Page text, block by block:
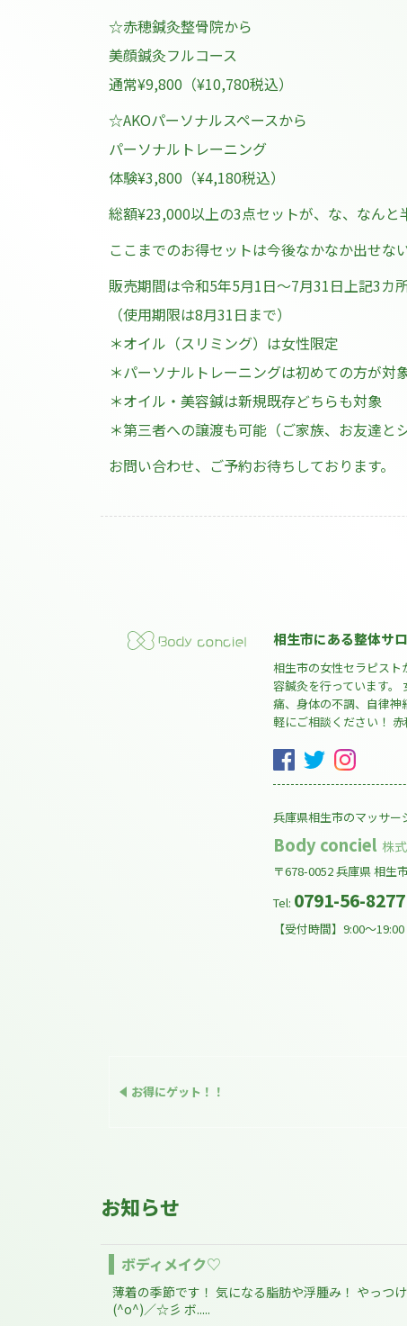
☆赤穂鍼灸整骨院から
美顔鍼灸フルコース
通常¥9,800（¥10,780税込）
☆AKOパーソナルスペースから
パーソナルトレーニング
体験¥3,800（¥4,180税込）
総額¥23,000以上の3点セットが、な、なんと
ここまでのお得セットは今後なかなか出せな
販売期間は令和5年5月1日〜7月31日上記3カ
（使用期限は8月31日まで）
＊オイル（スリミング）は女性限定
＊パーソナルトレーニングは初めての方が対
＊オイル・美容鍼は新規既存どちらも対象
＊第三者への譲渡も可能（ご家族、お友達と
お問い合わせ、ご予約お待ちしております。
相生市にある整体サ
相生市の女性セラピス
容鍼灸を行っています。
痛、身体の不調、自律
軽にご相談ください！ 赤
兵庫県相生市のマッサー
Body conciel 株
〒678-0052兵庫県相生
Tel: 0791-56-8277
【受付時間】9:00～19:00
お得にゲット！！
お知らせ
ボディメイク♡
薄着の季節です！ 気になる脂肪や浮腫み！ やっつ
(^o^)／☆彡 ボ.....